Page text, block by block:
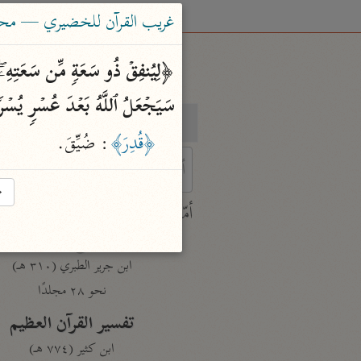
بحث
characters for results.
أمّهات
ابن جرير الطبري (٣١٠ هـ)
نحو ٢٨ مجلدًا
تفسير القرآن العظيم
ابن كثير (٧٧٤ هـ)
غريب القرآن للخضيري —
سَیَجۡعَلُ ٱللَّهُ بَعۡدَ عُسۡرࣲ
﴿قُدِرَ﴾: ضُيِّقَ.